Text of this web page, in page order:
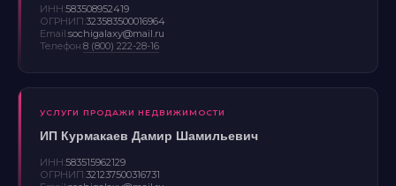
ИНН:583508952419
ОГРНИП:323583500016964
Email:sochigalaxy@mail.ru
Телефон:8 (800) 222-28-16
УСЛУГИ ПРОДАЖИ НЕДВИЖИМОСТИ
ИП Курмакаев Дамир Шамильевич
ИНН:583515962129
ОГРНИП:321237500316731